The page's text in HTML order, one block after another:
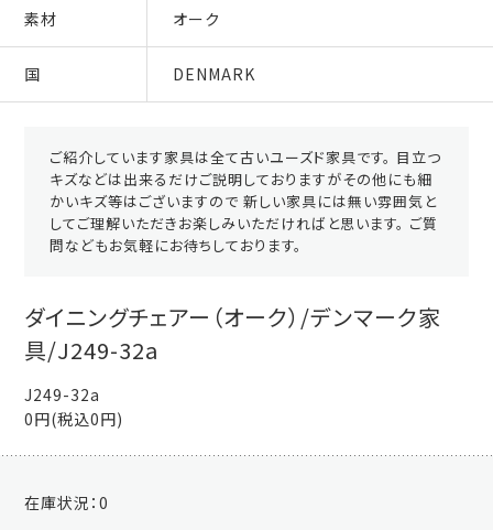
素材 オーク
国 DENMARK
ご紹介しています家具は全て古いユーズド家具です。 目立つ
キズなどは出来るだけご説明しておりますがその他にも細
かいキズ等はございますので 新しい家具には無い雰囲気と
してご理解いただきお楽しみいただければと思います。 ご質
問などもお気軽にお待ちしております。
ダイニングチェアー（オーク）/デンマーク家
具/J249-32a
J249-32a
0円(税込0円)
在庫状況：0